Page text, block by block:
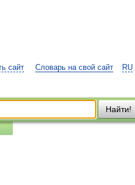
RU
сайт Словарь на свой сайт
Найти!